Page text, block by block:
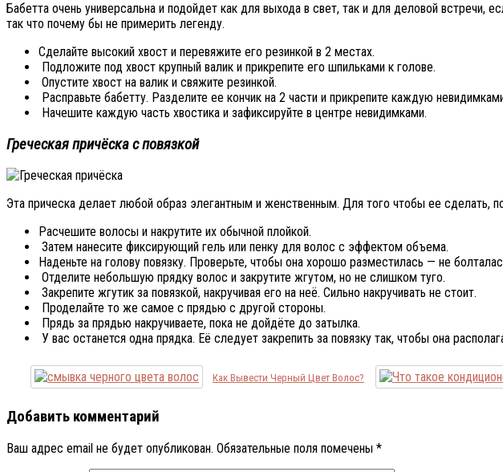
Бабетта очень универсальна и подойдет как для выхода в свет, так и для деловой
так что почему бы не примерить легенду.
Сделайте высокий хвост и перевяжите его резинкой в 2 местах.
Подложите под хвост крупный валик и прикрепите его шпильками к голове.
Опустите хвост на валик и свяжите резинкой.
Расправьте бабетту. Разделите ее кончик на 2 части и прикрепите каждую
Начешите каждую часть хвостика и зафиксируйте в центре невидимками.
Греческая причёска с повязкой
Эта прическа делает любой образ элегантным и женственным. Для того чтобы ее сделать,
Расчешите волосы и накрутите их обычной плойкой.
Затем нанесите фиксирующий гель или пенку для волос с эффектом объема.
Наденьте на голову повязку. Проверьте, чтобы она хорошо разместилась — не
Отделите небольшую прядку волос и закрутите жгутом, но не слишком туго.
Закрепите жгутик за повязкой, накручивая его на неё. Сильно накручивать не стоит.
Проделайте то же самое с прядью с другой стороны.
Прядь за прядью накручиваете, пока не дойдёте до затылка.
У вас останется одна прядка. Её следует закрепить за повязку так, чтобы она
Как Вывести Черный Цвет Волос?
Добавить комментарий
Ваш адрес email не будет опубликован. Обязательные поля помечены *